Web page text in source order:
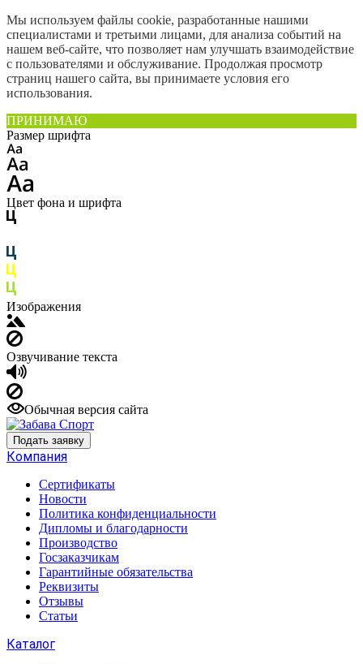
Мы используем файлы cookie, разработанные нашими
специалистами и третьими лицами, для анализа событий на
нашем веб-сайте, что позволяет нам улучшать взаимодействие
с пользователями и обслуживание. Продолжая просмотр
страниц нашего сайта, вы принимаете условия его
использования.
ПРИНИМАЮ
Размер шрифта
Цвет фона и шрифта
Изображения
Озвучивание текста
Обычная версия сайта
Подать заявку
Компания
Сертификаты
Новости
Политика конфиденциальности
Дипломы и благодарности
Производство
Госзаказчикам
Гарантийные обязательства
Реквизиты
Отзывы
Статьи
Каталог